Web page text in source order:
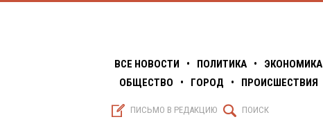
ВСЕ НОВОСТИ • ПОЛИТИКА •
ЭКОНОМИКА
ОБЩЕСТВО
• ГОРОД • ПРОИСШЕСТВИЯ
S ПИСЬМО В РЕДАКЦИЮ Q ПОИСК